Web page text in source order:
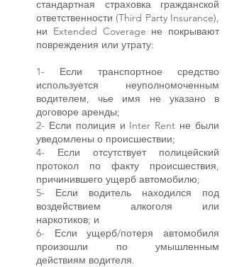
стандартная страховка гражданской
ответственности (Third Party Insurance),
ни Extended Coverage не покрывают
повреждения или утрату:
1- Если транспортное средство
используется неуполномоченным
водителем, чье имя не указано в
договоре аренды;
2- Если полиция и Inter Rent не были
уведомлены о происшествии;
4- Если отсутствует полицейский
протокол по факту происшествия,
причинившего ущерб автомобилю;
5- Если водитель находился под
воздействием алкоголя или
наркотиков; и
6- Если ущерб/потеря автомобиля
произошли по умышленным
действиям водителя.